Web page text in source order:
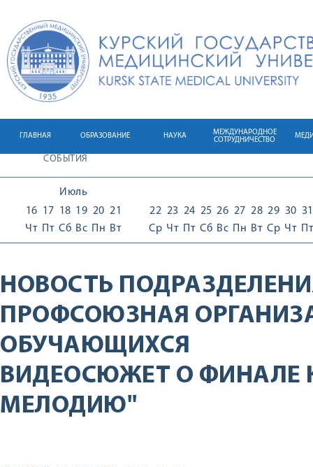
ГЛАВНАЯ ОБРАЗОВАНИЕ НАУКА
МЕЖДУНАРОДНОЕ
СОТРУДНИЧЕСТВО
СОБЫТИЯ
Июль
16
Чт
17
Пт
18
Сб
19
Вс
20
Пн
21
Вт
22
Ср
23
Чт
24
Пт
25
Сб
26
Вс
27
Пн
28
Вт
29
Ср
30
Чт
31
Пт
НОВОСТЬ
ПРОФСОЮЗНАЯ
ОБУЧАЮЩИХСЯ
ВИДЕОСЮЖЕТ О ФИНАЛЕ
МЕЛОДИЮ"